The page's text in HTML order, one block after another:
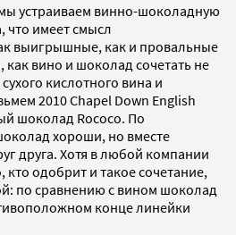
мы устраиваем винно-шоколадную
что имеет смысл
выигрышные, как и провальные
как вино и шоколад сочетать не
кислотного вина и
2010 Chapel Down English
шоколад Rococo. По
хороши, но вместе
друга. Хотя в любой компании
кто одобрит и такое сочетание,
по сравнению с вином шоколад
конце линейки